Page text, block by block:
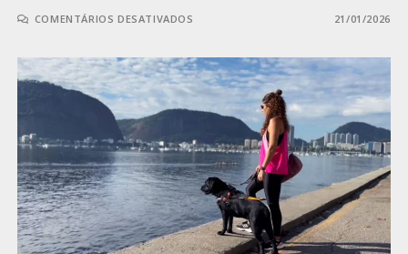
COMENTÁRIOS DESATIVADOS 21/01/2026